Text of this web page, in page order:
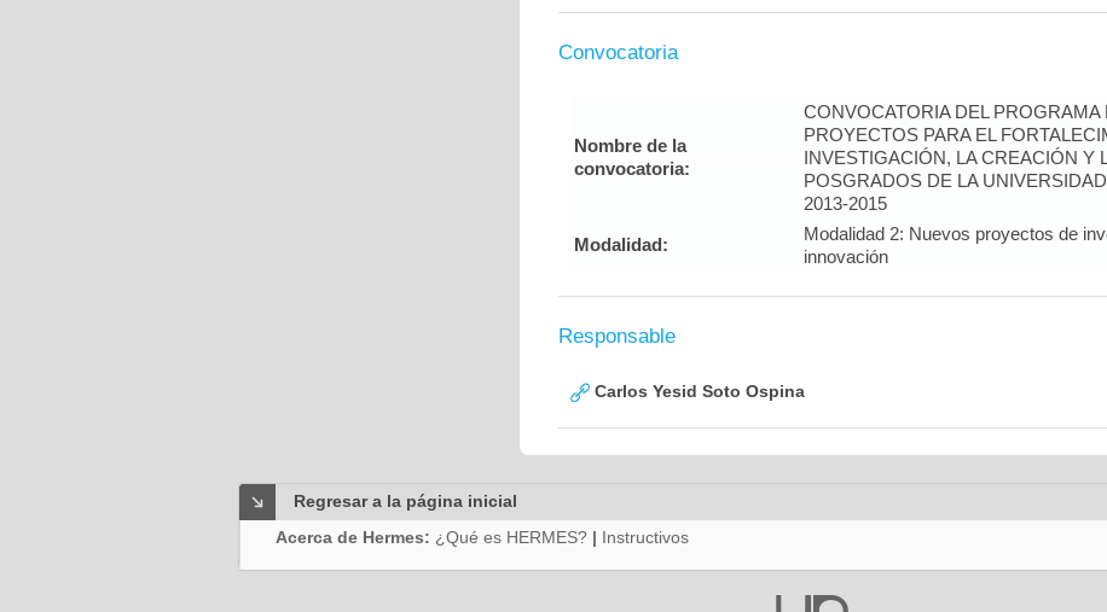
Convocatoria
Nombre de la
convocatoria:
CONVOCATORIA DEL PROGRAMA
PROYECTOS PARA EL
INVESTIGACIÓN, LA CREACIÓN Y
POSGRADOS DE LA
2013-2015
Modalidad:
Modalidad 2: Nuevos proyectos de
innovación
Responsable
Carlos Yesid Soto Ospina
Regresar a la página inicial
Acerca de Hermes: ¿Qué es HERMES? | Instructivos